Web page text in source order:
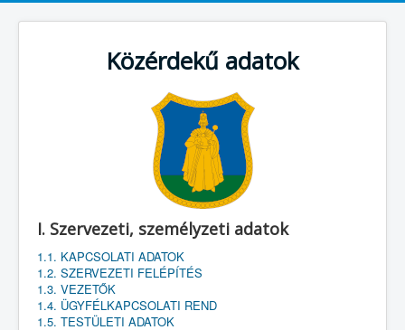
Közérdekű adatok
I. Szervezeti, személyzeti adatok
1.1. KAPCSOLATI ADATOK
1.2. SZERVEZETI FELÉPÍTÉS
1.3. VEZETŐK
1.4. ÜGYFÉLKAPCSOLATI REND
1.5. TESTÜLETI ADATOK